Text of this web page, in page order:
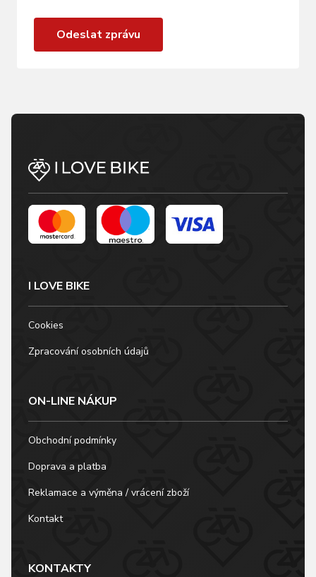
Odeslat zprávu
I LOVE BIKE
Cookies
Zpracování osobních údajů
ON-LINE NÁKUP
Obchodní podmínky
Doprava a platba
Reklamace a výměna / vrácení zboží
Kontakt
KONTAKTY